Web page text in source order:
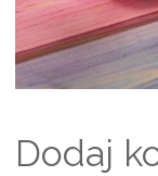
Dodaj